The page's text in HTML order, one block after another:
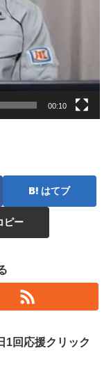
00:10
はてブ
ピー
1回応援クリック